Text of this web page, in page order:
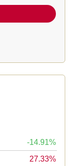
-14.91
27.33